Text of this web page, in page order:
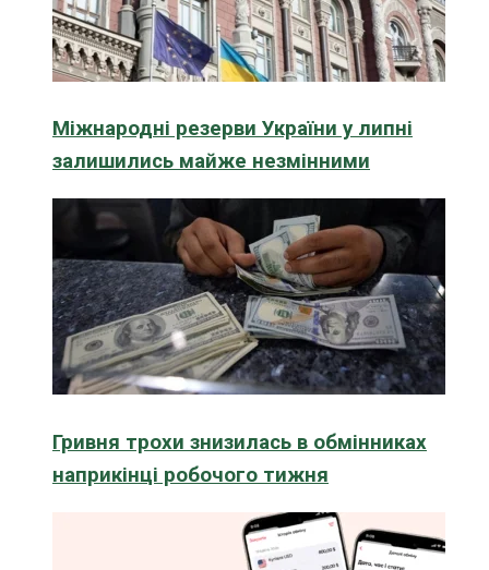
Міжнародні резерви України у липні
залишились майже незмінними
Гривня трохи знизилась в обмінниках
наприкінці робочого тижня